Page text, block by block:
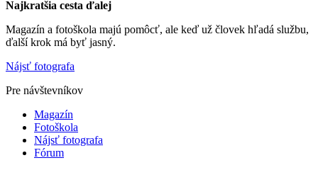
Najkratšia cesta ďalej
Magazín a fotoškola majú pomôcť, ale keď už človek hľadá službu,
ďalší krok má byť jasný.
Nájsť fotografa
Pre návštevníkov
Magazín
Fotoškola
Nájsť fotografa
Fórum